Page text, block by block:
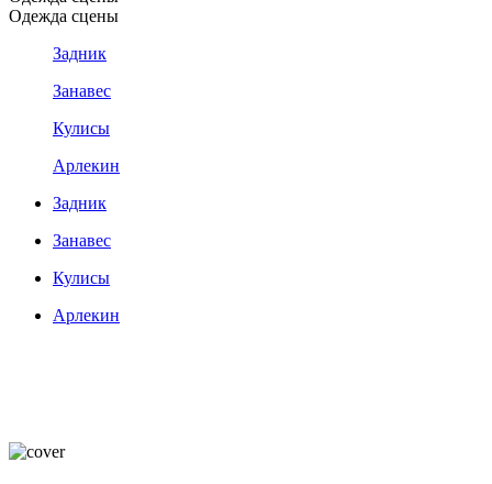
Одежда сцены
Задник
Занавес
Кулисы
Арлекин
Задник
Занавес
Кулисы
Арлекин